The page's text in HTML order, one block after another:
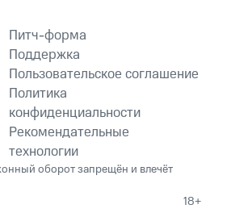
Питч-форма
Поддержка
Пользовательское соглашение
Политика
конфиденциальности
Рекомендательные
технологии
оборот запрещён и влечёт
18+